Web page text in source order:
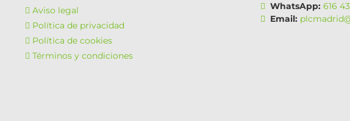
Aviso legal
Política de privacidad
Política de cookies
Términos y condiciones
WhatsApp:616
Email: